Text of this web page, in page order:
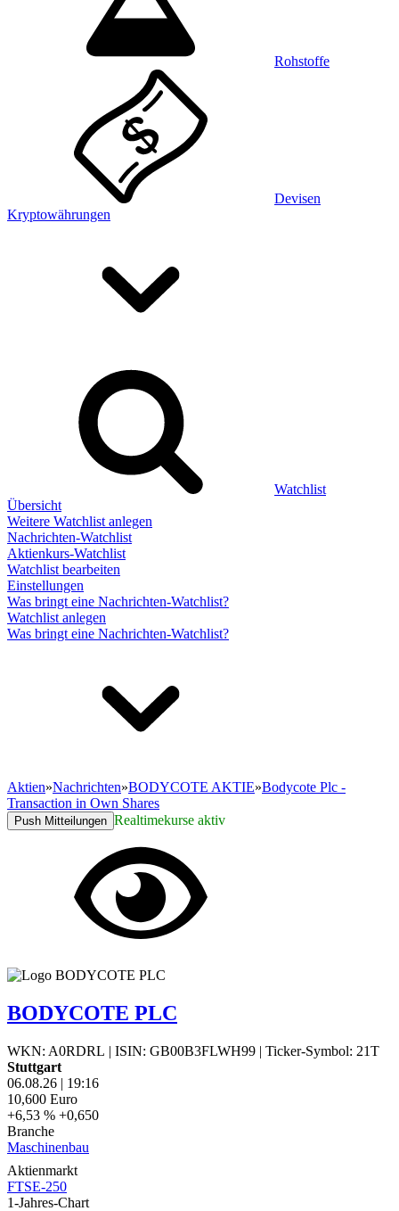
Rohstoffe
Devisen
Kryptowährungen
Watchlist
Übersicht
Weitere Watchlist anlegen
Nachrichten-Watchlist
Aktienkurs-Watchlist
Watchlist bearbeiten
Einstellungen
Was bringt eine Nachrichten-Watchlist?
Watchlist anlegen
Was bringt eine Nachrichten-Watchlist?
Aktien»Nachrichten»BODYCOTE AKTIE»Bodycote Plc -
Transaction in Own Shares
Push Mitteilungen Realtimekurse aktiv
BODYCOTE PLC
WKN: A0RDRL | ISIN: GB00B3FLWH99 | Ticker-Symbol: 21T
Stuttgart
06.08.26 | 19:16
10,600 Euro
+6,53 % +0,650
Branche
Maschinenbau
Aktienmarkt
FTSE-250
1-Jahres-Chart